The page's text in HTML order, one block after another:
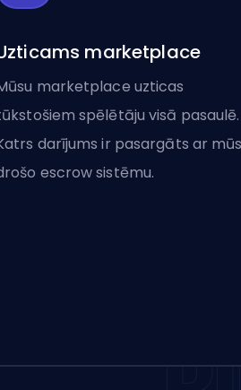
marketplace
marketplace uzticas
spēlētāju visā pasaulē.
darījums ir pasargāts ar
escrow sistēmu.